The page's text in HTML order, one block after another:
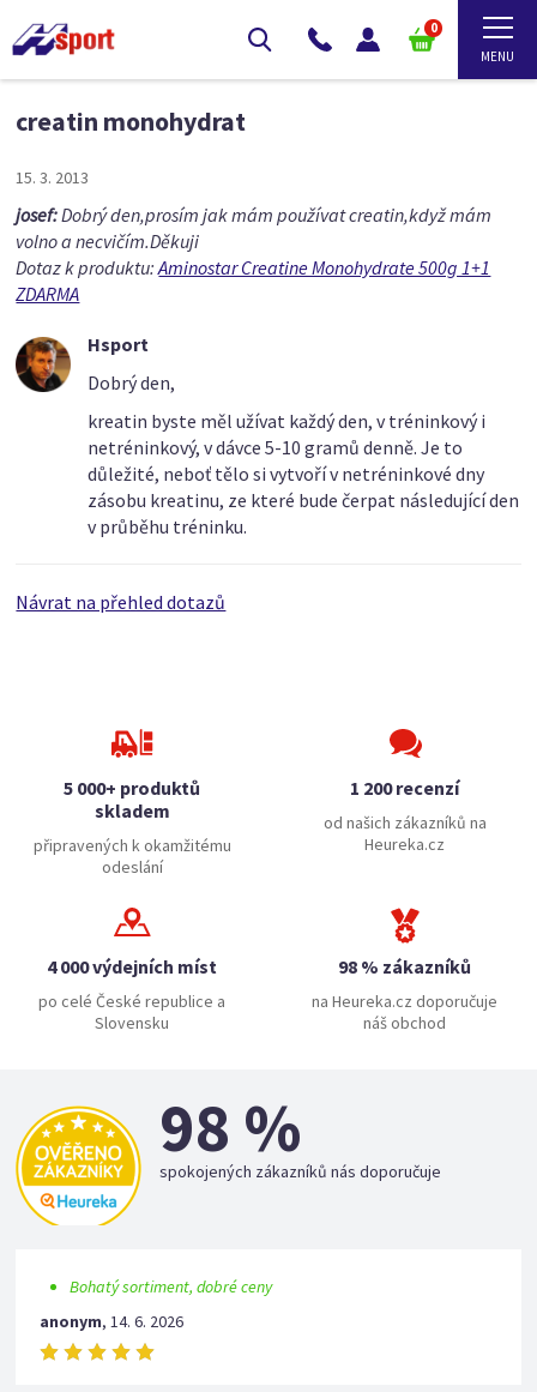
0
creatin monohydrat
15. 3. 2013
josef:Dobrý den,prosím jak mám používat creatin,když mám
volno a necvičím.Děkuji
Dotaz k produktu:Aminostar Creatine Monohydrate 500g 1+1
ZDARMA
Hsport
Dobrý den,
kreatin byste měl užívat každý den, v tréninkový i
netréninkový, v dávce 5-10 gramů denně. Je to
důležité, neboť tělo si vytvoří v netréninkové dny
zásobu kreatinu, ze které bude čerpat následující den
v průběhu tréninku.
Návrat na přehled dotazů
5 000+ produktů
skladem
připravených k okamžitému
odeslání
1 200 recenzí
od našich zákazníků na
Heureka.cz
4 000 výdejních míst
po celé České republice a
Slovensku
98 % zákazníků
na Heureka.cz doporučuje
náš obchod
98 %
spokojených zákazníků nás doporučuje
Bohatý sortiment, dobré ceny
anonym,14. 6. 2026